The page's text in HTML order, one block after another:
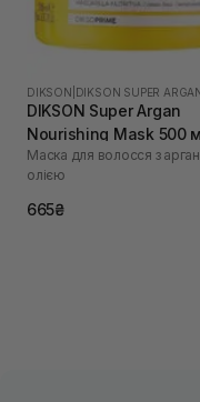
DIKSON DIKSON SUPER
DIKSON Super Argan
Nourishing Mask 500
Маска для волосся з
олією
665₴